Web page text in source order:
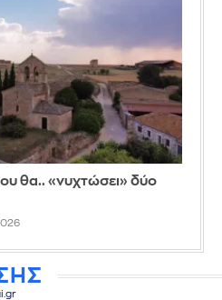
θα.. «νυχτώσει» δύο